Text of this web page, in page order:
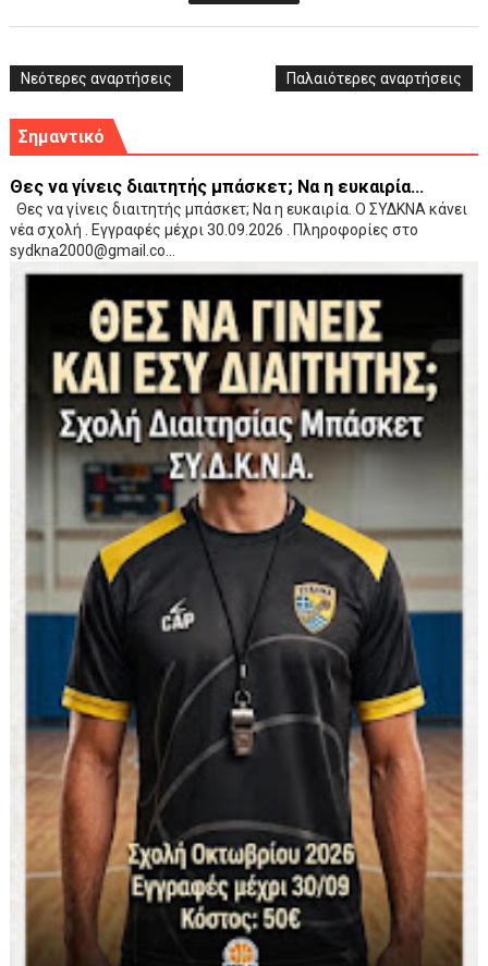
Νεότερες αναρτήσεις Παλαιότερες αναρτήσεις
Σημαντικό
Θες να γίνεις διαιτητής μπάσκετ; Να η ευκαιρία...
Θες να γίνεις διαιτητής μπάσκετ; Να η ευκαιρία. Ο ΣΥΔΚΝΑ κάνει
νέα σχολή . Εγγραφές μέχρι 30.09.2026 . Πληροφορίες στο
sydkna2000@gmail.co...